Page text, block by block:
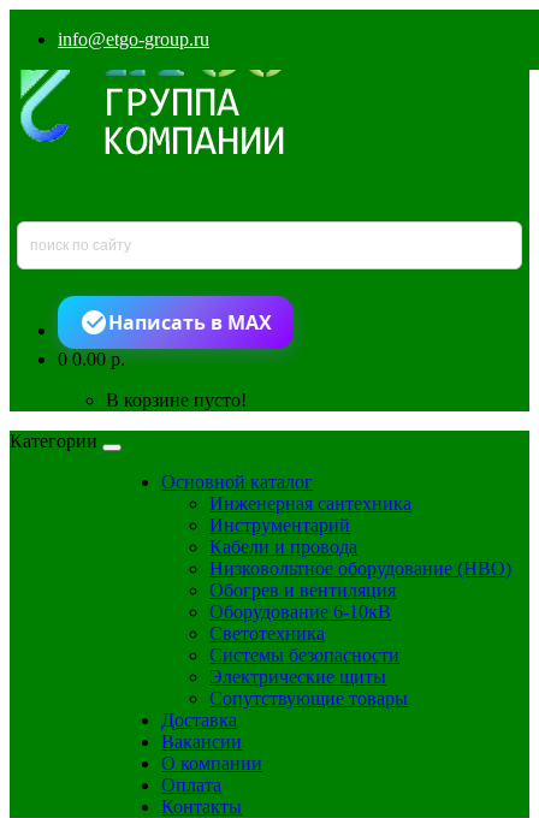
info@etgo-group.ru
Написать в MAX
00.00 р.
В корзине пусто!
Категории
Основной каталог
Инженерная сантехника
Инструментарий
Кабели и провода
Низковольтное оборудование (НВО)
Обогрев и вентиляция
Оборудование 6-10кВ
Светотехника
Системы безопасности
Электрические щиты
Сопутствующие товары
Доставка
Вакансии
О компании
Оплата
Контакты